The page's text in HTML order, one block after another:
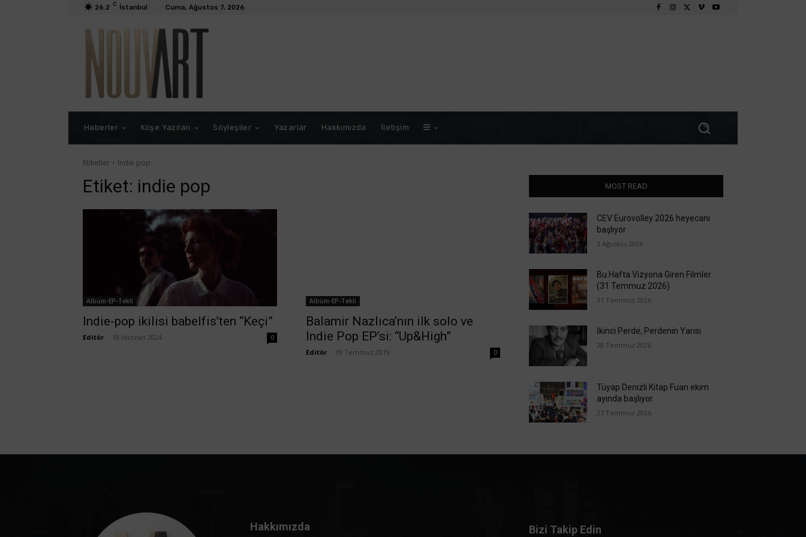
26.2 C İstanbul Cuma, Ağustos 7, 2026
Haberler Köşe Yazıları Söyleşiler Yazarlar Hakkımızda İletişim
Etiketler Indie pop
Etiket: indie pop
Albüm-EP-Tekli
Indie-pop ikilisi babelfis’ten “Keçi”
Editör 18 Haziran 2024 0
Albüm-EP-Tekli
Balamir Nazlıca’nın ilk solo ve
Indie Pop EP’si: “Up&High”
Editör 19 Temmuz 2019 0
MOST READ
CEV Eurovolley 2026 heyecanı
başlıyor
3 Ağustos 2026
Bu Hafta Vizyona Giren Filmler
(31 Temmuz 2026)
31 Temmuz 2026
İkinci Perde, Perdenin Yarısı
28 Temmuz 2026
Tüyap Denizli Kitap Fuarı ekim
ayında başlıyor
27 Temmuz 2026
Hakkımızda Bizi Takip Edin